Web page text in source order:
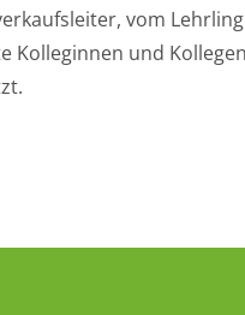
vom
Kolleginnen und